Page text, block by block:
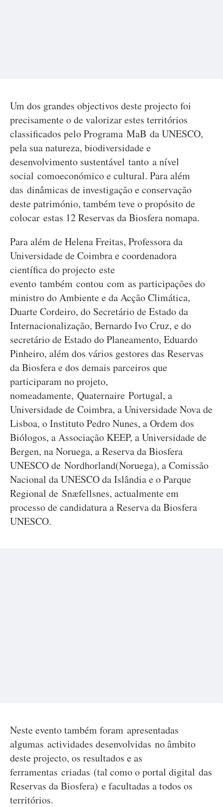
Um dos grandes objectivos deste projecto foi
precisamente o de valorizar estes territórios
classificados pelo Programa MaB da UNESCO,
pela sua natureza, biodiversidade e
desenvolvimento sustentável tanto a nível
social comoeconómico e cultural. Para além
das dinâmicas de investigação e conservação
deste património, também teve o propósito de
colocar estas 12 Reservas da Biosfera nomapa.
Para além de Helena Freitas, Professora da
Universidade de Coimbra e coordenadora
científica do projecto este
evento também contou com as participações do
ministro do Ambiente e da Acção Climática,
Duarte Cordeiro, do Secretário de Estado da
Internacionalização, Bernardo Ivo Cruz, e do
secretário de Estado do Planeamento, Eduardo
Pinheiro, além dos vários gestores das Reservas
da Biosfera e dos demais parceiros que
participaram no projeto,
nomeadamente, Quaternaire Portugal, a
Universidade de Coimbra, a Universidade Nova de
Lisboa, o Instituto Pedro Nunes, a Ordem dos
Biólogos, a Associação KEEP, a Universidade de
Bergen, na Noruega, a Reserva da Biosfera
UNESCO de Nordhorland(Noruega), a Comissão
Nacional da UNESCO da Islândia e o Parque
Regional de Snæfellsnes, actualmente em
processo de candidatura a Reserva da Biosfera
UNESCO.
Neste evento também foram apresentadas
algumas actividades desenvolvidas no âmbito
deste projecto, os resultados e as
ferramentas criadas (tal como o portal digital das
Reservas da Biosfera) e facultadas a todos os
territórios.